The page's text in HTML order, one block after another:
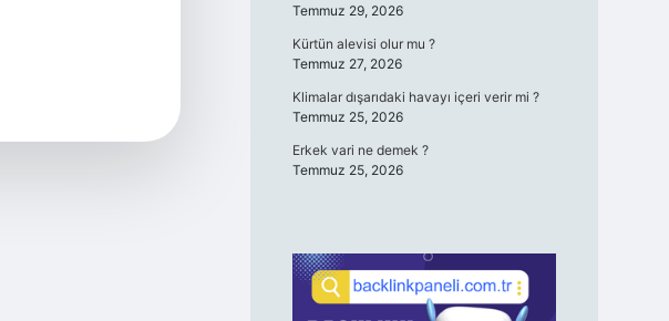
Temmuz 29, 2026
Kürtün alevisi olur mu ?
Temmuz 27, 2026
Klimalar dışarıdaki havayı içeri verir mi ?
Temmuz 25, 2026
Erkek vari ne demek ?
Temmuz 25, 2026